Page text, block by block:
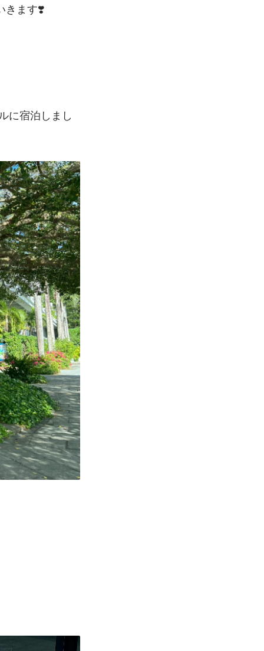
きます❣️
に宿泊しまし